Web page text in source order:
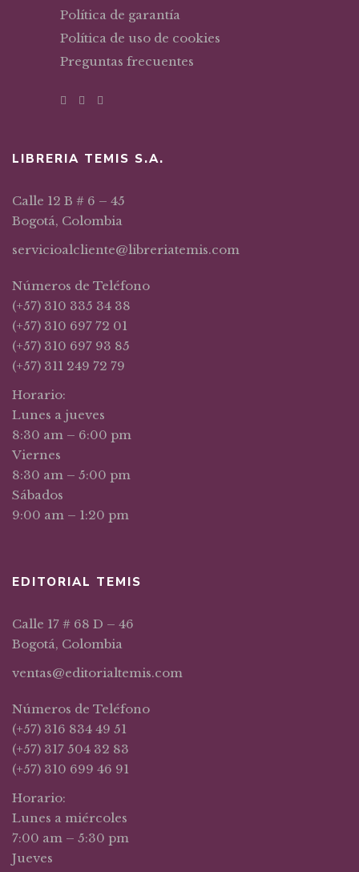
Política de garantía
Política de uso de cookies
Preguntas frecuentes
LIBRERIA TEMIS S.A.
Calle 12 B # 6 – 45
Bogotá, Colombia
servicioalcliente@libreriatemis.com
Números de Teléfono
(+57) 310 335 34 38
(+57) 310 697 72 01
(+57) 310 697 93 85
(+57) 311 249 72 79
Horario:
Lunes a jueves
8:30 am – 6:00 pm
Viernes
8:30 am – 5:00 pm
Sábados
9:00 am – 1:20 pm
EDITORIAL TEMIS
Calle 17 # 68 D – 46
Bogotá, Colombia
ventas@editorialtemis.com
Números de Teléfono
(+57) 316 834 49 51
(+57) 317 504 32 83
(+57) 310 699 46 91
Horario:
Lunes a miércoles
7:00 am – 5:30 pm
Jueves